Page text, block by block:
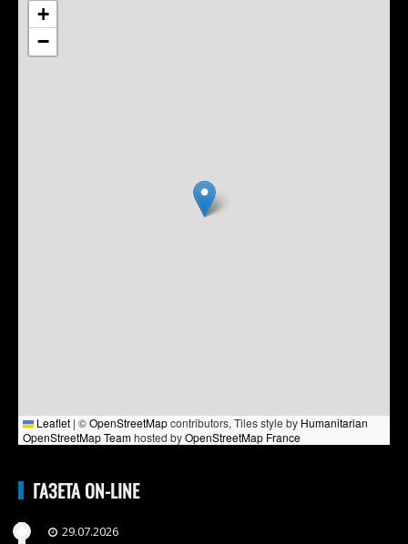
+
−
Leaflet | ©OpenStreetMapcontributors, Tiles style by Humanitarian
OpenStreetMap Teamhosted byOpenStreetMap France
ГАЗЕТА ON-LINE
29.07.2026